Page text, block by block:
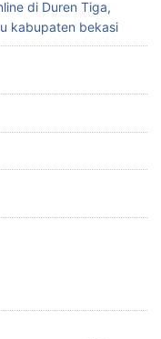
di Duren Tiga,
kabupaten bekasi